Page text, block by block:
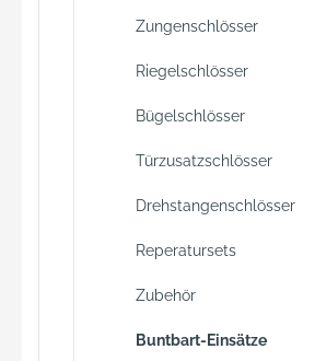
Zungenschlösser
Riegelschlösser
Bügelschlösser
Türzusatzschlösser
Drehstangenschlösser
Reperatursets
Zubehör
Buntbart-Einsätze